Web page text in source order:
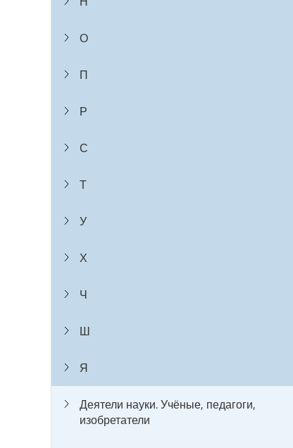
О
П
Р
С
Т
У
Х
Ч
Ш
Я
Деятели науки. Учёные, педагоги,
изобретатели